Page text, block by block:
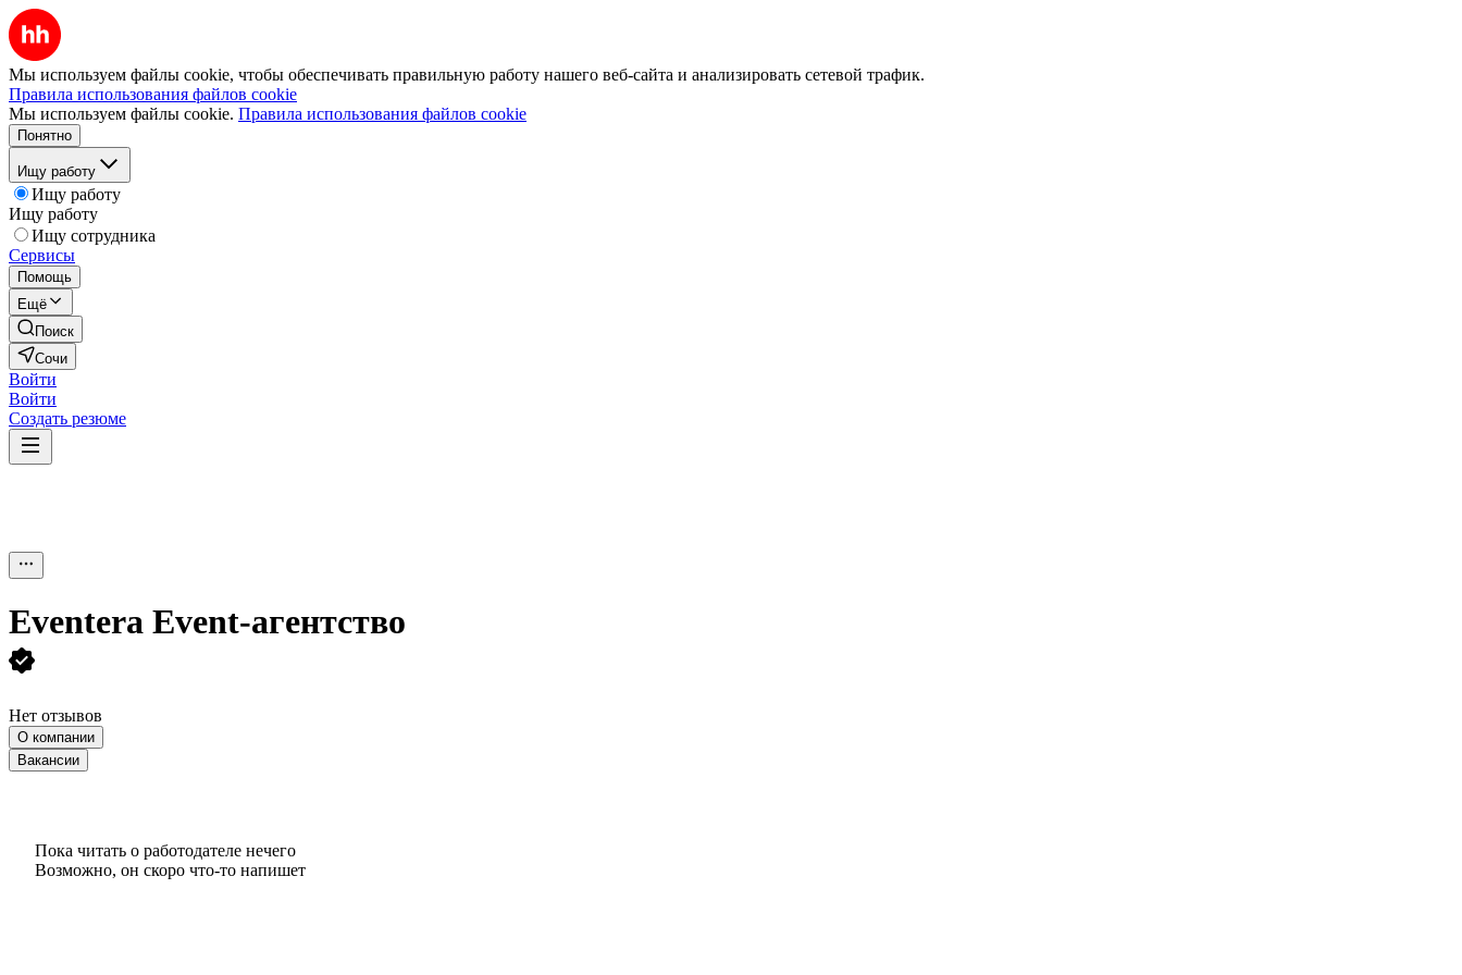
Мы используем файлы cookie, чтобы обеспечивать правильную работу нашего веб-сайта и анализировать сетевой трафик.
Правила использования файлов cookie
Мы используем файлы cookie. Правила использования файлов cookie
Понятно
Ищу работу
Ищу работу
Ищу работу
Ищу сотрудника
Сервисы
Помощь
Ещё
Поиск
Сочи
Войти
Войти
Создать резюме
Eventera Event-агентство
Нет отзывов
О компании
Вакансии
Пока читать о работодателе нечего
Возможно, он скоро что‑то напишет